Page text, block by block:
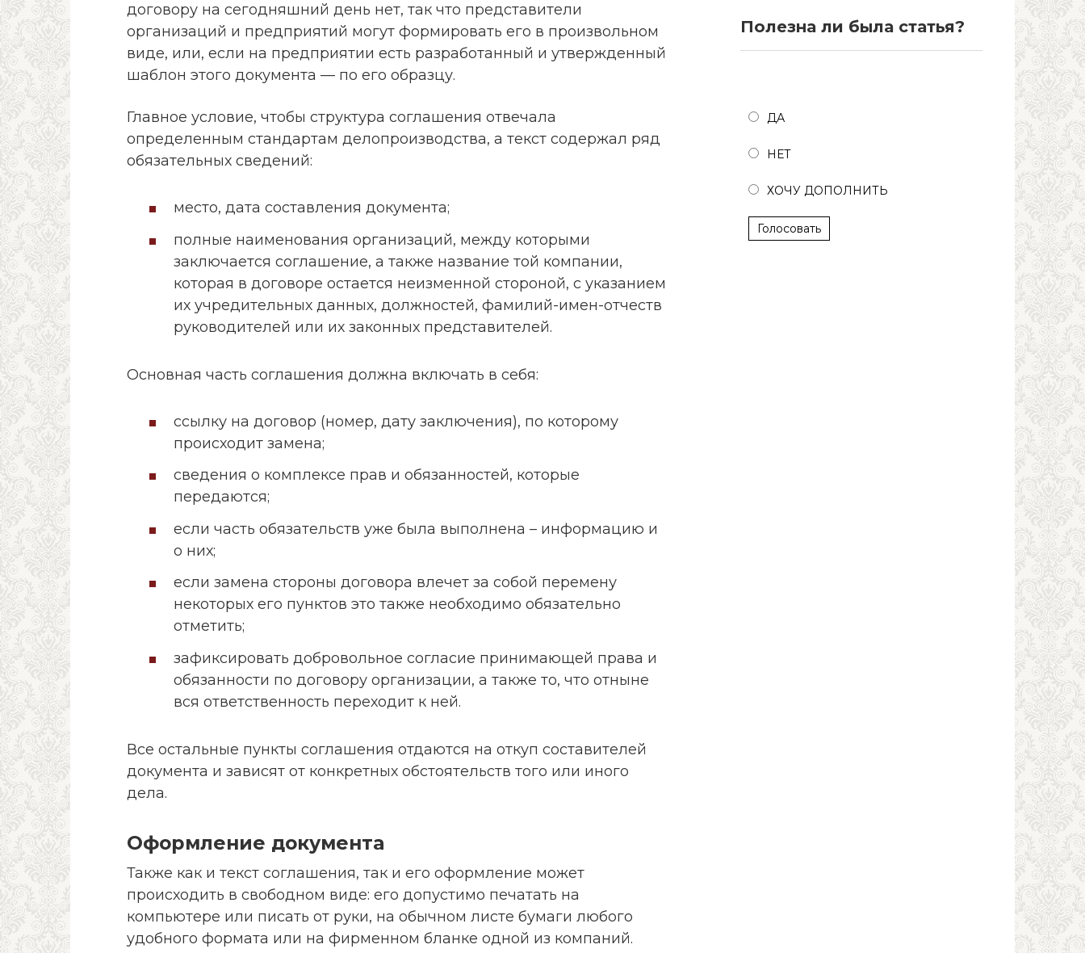
договору на сегодняшний день нет, так что представители
организаций и предприятий могут формировать его в произвольном
виде, или, если на предприятии есть разработанный и утвержденный
шаблон этого документа — по его образцу.
Главное условие, чтобы структура соглашения отвечала
определенным стандартам делопроизводства, а текст содержал ряд
обязательных сведений:
место, дата составления документа;
полные наименования организаций, между которыми
заключается соглашение, а также название той компании,
которая в договоре остается неизменной стороной, с указанием
их учредительных данных, должностей, фамилий-имен-отчеств
руководителей или их законных представителей.
Основная часть соглашения должна включать в себя:
ссылку на договор (номер, дату заключения), по которому
происходит замена;
сведения о комплексе прав и обязанностей, которые
передаются;
если часть обязательств уже была выполнена – информацию и
о них;
если замена стороны договора влечет за собой перемену
некоторых его пунктов это также необходимо обязательно
отметить;
зафиксировать добровольное согласие принимающей права и
обязанности по договору организации, а также то, что отныне
вся ответственность переходит к ней.
Все остальные пункты соглашения отдаются на откуп составителей
документа и зависят от конкретных обстоятельств того или иного
дела.
Оформление документа
Также как и текст соглашения, так и его оформление может
происходить в свободном виде: его допустимо печатать на
компьютере или писать от руки, на обычном листе бумаги любого
удобного формата или на фирменном бланке одной из компаний.
Полезна ли была статья?
ДА
НЕТ
ХОЧУ ДОПОЛНИТЬ
Голосовать